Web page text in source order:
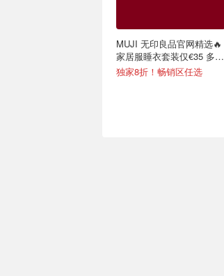
MUJI 无印良品官网精选🔥
家居服睡衣套装仅€35 多色
可选
独家8折！畅销区任选